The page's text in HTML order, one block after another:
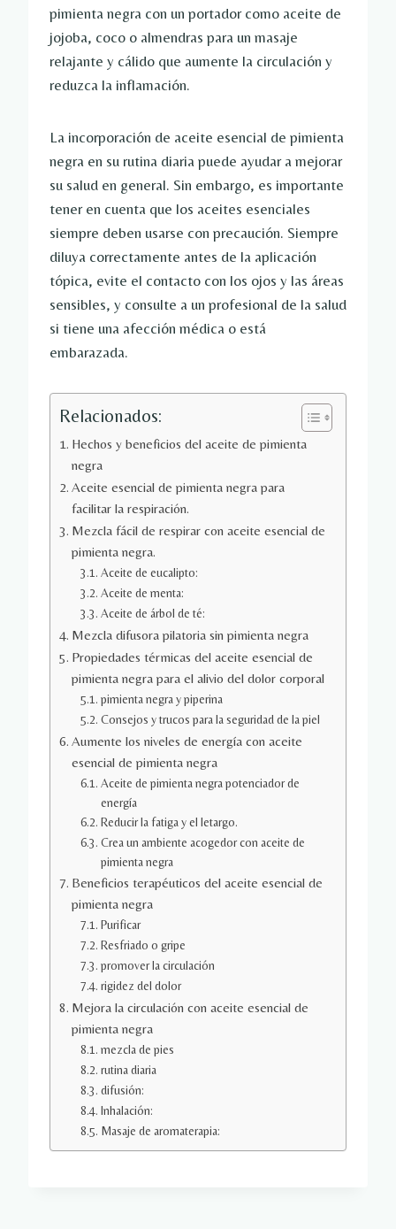
pimienta negra con un portador como aceite de
jojoba, coco o almendras para un masaje
relajante y cálido que aumente la circulación y
reduzca la inflamación.
La incorporación de aceite esencial de pimienta
negra en su rutina diaria puede ayudar a mejorar
su salud en general. Sin embargo, es importante
tener en cuenta que los aceites esenciales
siempre deben usarse con precaución. Siempre
diluya correctamente antes de la aplicación
tópica, evite el contacto con los ojos y las áreas
sensibles, y consulte a un profesional de la salud
si tiene una afección médica o está
embarazada.
Relacionados:
Hechos y beneficios del aceite de pimienta
negra
Aceite esencial de pimienta negra para
facilitar la respiración.
Mezcla fácil de respirar con aceite esencial de
pimienta negra.
Aceite de eucalipto:
Aceite de menta:
Aceite de árbol de té:
Mezcla difusora pilatoria sin pimienta negra
Propiedades térmicas del aceite esencial de
pimienta negra para el alivio del dolor corporal
pimienta negra y piperina
Consejos y trucos para la seguridad de la piel
Aumente los niveles de energía con aceite
esencial de pimienta negra
Aceite de pimienta negra potenciador de
energía
Reducir la fatiga y el letargo.
Crea un ambiente acogedor con aceite de
pimienta negra
Beneficios terapéuticos del aceite esencial de
pimienta negra
Purificar
Resfriado o gripe
promover la circulación
rigidez del dolor
Mejora la circulación con aceite esencial de
pimienta negra
mezcla de pies
rutina diaria
difusión:
Inhalación:
Masaje de aromaterapia: